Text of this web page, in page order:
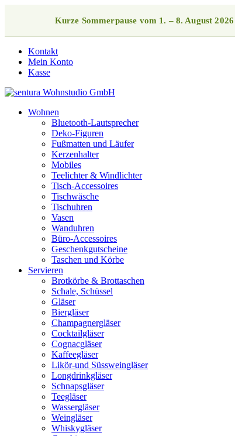
Kurze Sommerpause vom 1. – 8. August 2026
Kontakt
Mein Konto
Kasse
Wohnen
Bluetooth-Lautsprecher
Deko-Figuren
Fußmatten und Läufer
Kerzenhalter
Mobiles
Teelichter & Windlichter
Tisch-Accessoires
Tischwäsche
Tischuhren
Vasen
Wanduhren
Büro-Accessoires
Geschenkgutscheine
Taschen und Körbe
Servieren
Brotkörbe & Brottaschen
Schale, Schüssel
Gläser
Biergläser
Champagnergläser
Cocktailgläser
Cognacgläser
Kaffeegläser
Likör-und Süssweingläser
Longdrinkgläser
Schnapsgläser
Teegläser
Wassergläser
Weingläser
Whiskygläser